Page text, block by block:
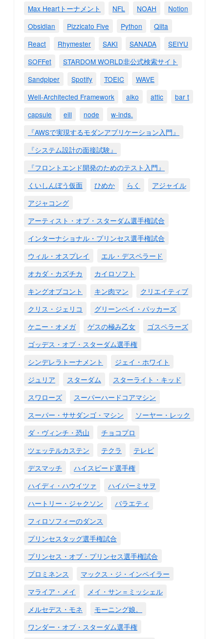
Max Heartトーナメント NFL NOAH
Notion
Obsidian
Pizzicato Five Python
Qiita
React
Rhymester SAKI SANADA
SEIYU
SOFFet
STARDOM WORLD非公式検索サイト
Sandpiper
Spotify TOEIC
WAVE
Well-Architected Framework
aiko attic
bar t
capsule
eill node
w-inds.
『AWSで実現するモダンアプリケーション入門』
『システム設計の面接試験』
『フロントエンド開発のためのテスト入門』
くいしんぼう仮面
ひめか らく
アジャイル
アジャコング
アーティスト・オブ・スターダム選手権試合
インターナショナル・プリンセス選手権試合
ウィル・オスプレイ
エル・デスペラード
オカダ・カズチカ
カイロソフト
キングオブコント
キン肉マン
クリエイティブ
クリス・ジェリコ
グリーンベイ・パッカーズ
ケニー・オメガ
ゲスの極み乙女
ゴスペラーズ
ゴッデス・オブ・スターダム選手権
シンデレラトーナメント
ジェイ・ホワイト
ジュリア
スターダム
スターライト・キッド
スワローズ
スーパーハードコアマシン
スーパー・ササダンゴ・マシン
ソーヤー・レック
ダ・ヴィンチ・恐山
チョコプロ
ツェッテルカステン
テクラ
テレビ
デスマッチ
ハイスピード選手権
ハイディ・ハウイツァ
ハイパーミサヲ
ハートリー・ジャクソン
バラエティ
フィロソフィーのダンス
プリンセスタッグ選手権試合
プリンセス・オブ・プリンセス選手権試合
プロミネンス
マックス・ジ・インペイラー
マライア・メイ
メイ・サン＝ミッシェル
メルセデス・モネ
モーニング娘。
ワンダー・オブ・スターダム選手権